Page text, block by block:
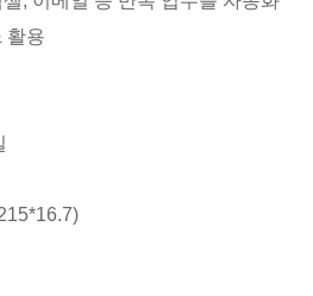
활용